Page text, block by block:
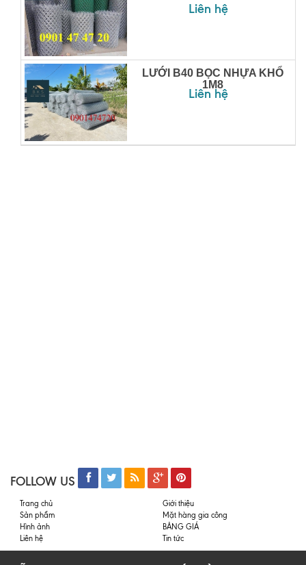
Liên hệ
LƯỚI B40 BỌC NHỰA KHỔ
1M8
Liên hệ
FOLLOW US
Trang chủ
Giới thiệu
Sản phẩm
Mặt hàng gia công
Hình ảnh
BẢNG GIÁ
Liên hệ
Tin tức